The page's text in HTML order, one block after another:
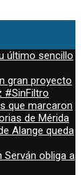
último sencillo
gran proyecto
#SinFiltro
que marcaron
de Mérida
Alange queda
Serván obliga a